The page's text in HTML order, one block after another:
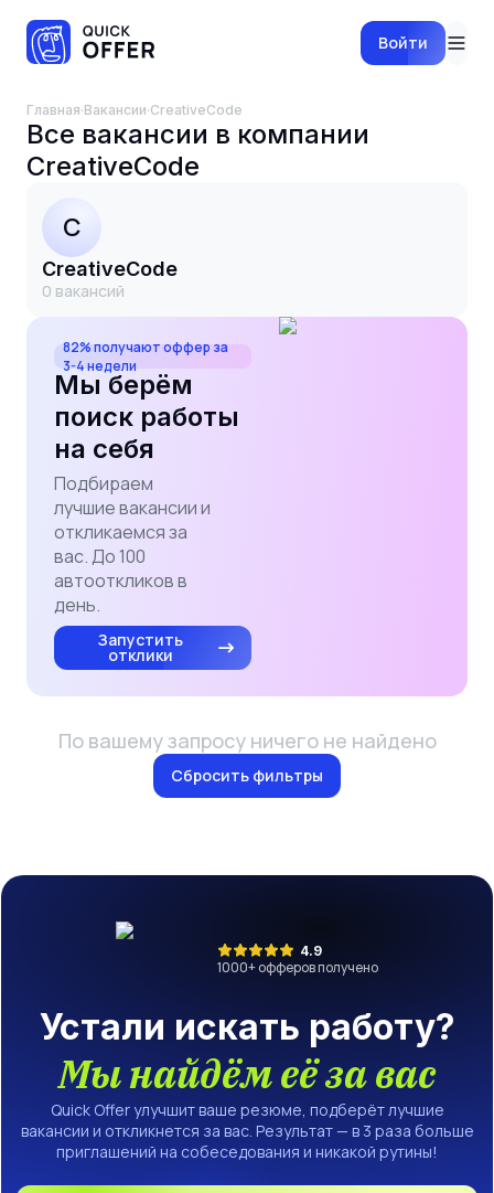
Войти
Главная·Вакансии· CreativeCode
Все вакансии в компании
CreativeCode
C
CreativeCode
0 вакансий
82% получают оффер за
3-4 недели
Мы берём
поиск работы
на себя
Подбираем
лучшие вакансии и
откликаемся за
вас. До 100
автооткликов в
день.
Запустить
отклики
По вашему запросу ничего не найдено
Сбросить фильтры
4.9
1000+ офферов получено
Устали искать работу?
Мы найдём её за вас
Quick Offer улучшит ваше резюме, подберёт лучшие
вакансии и откликнется за вас. Результат — в 3 раза больше
приглашений на собеседования и никакой рутины!